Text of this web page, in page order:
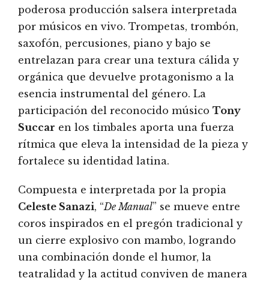
poderosa producción salsera interpretada
por músicos en vivo. Trompetas, trombón,
saxofón, percusiones, piano y bajo se
entrelazan para crear una textura cálida y
orgánica que devuelve protagonismo a la
esencia instrumental del género. La
participación del reconocido músico Tony
Succar en los timbales aporta una fuerza
rítmica que eleva la intensidad de la pieza y
fortalece su identidad latina.
Compuesta e interpretada por la propia
Celeste Sanazi, “De Manual” se mueve entre
coros inspirados en el pregón tradicional y
un cierre explosivo con mambo, logrando
una combinación donde el humor, la
teatralidad y la actitud conviven de manera